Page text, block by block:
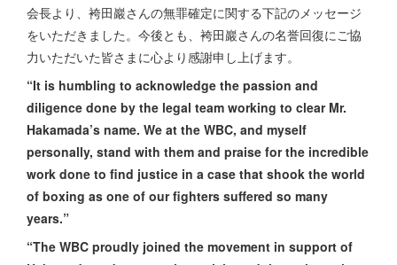
会長より、袴田巖さんの無罪確定に関する下記のメッセージ
をいただきました。今後とも、袴田巖さんの名誉回復にご協
力いただいた皆さまに心より感謝申し上げます。
“It is humbling to acknowledge the passion and
diligence done by the legal team working to clear Mr.
Hakamada’s name. We at the WBC, and myself
personally, stand with them and praise for the incredible
work done to find justice in a case that shook the world
of boxing as one of our fighters suffered so many
years.”
“The WBC proudly joined the movement in support of